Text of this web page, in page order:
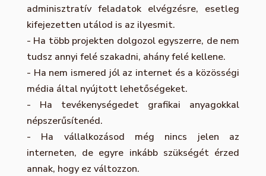
adminisztratív feladatok elvégzésre, esetleg
kifejezetten utálod is az ilyesmit.
- ️Ha több projekten dolgozol egyszerre, de nem
tudsz annyi felé szakadni, ahány felé kellene.
- Ha nem ismered jól az internet és a közösségi
média által nyújtott lehetőségeket.
- ️ ️Ha tevékenységedet grafikai anyagokkal
népszerűsítenéd.
- ️ ️Ha vállalkozásod még nincs jelen az
interneten, de egyre inkább szükségét érzed
annak, hogy ez változzon.